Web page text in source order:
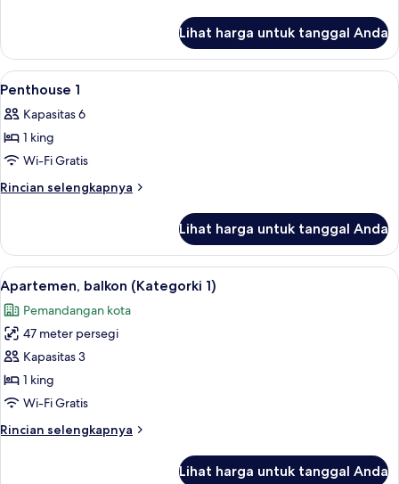
Categorki
Lihat harga untuk tanggal Anda
Lihat
semua
foto
untuk
Penthouse
1
Seprai premium, brankas, dan ruang
5
Penthouse 1
Kapasitas 6
1 king
Wi-Fi Gratis
Rincian selengkapnya
Rincian
Penthouse
Lihat harga untuk tanggal Anda
Lihat
semua
foto
untuk
Apartemen,
balkon
(Kategorki
Apartemen, balkon (Kategorki 1) |
14
Apartemen, balkon (Kategorki 1)
Pemandangan kota
47 meter persegi
Kapasitas 3
1 king
Wi-Fi Gratis
Rincian selengkapnya
Rincian
Lihat harga untuk tanggal Anda